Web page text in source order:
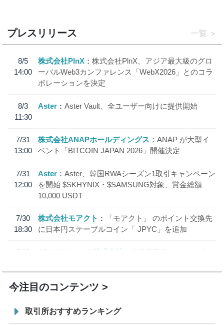
プレスリリース 一覧
8/5
14:00
株式会社PlnX
株式会社PlnX、アジア最大級のグロ
ーバルWeb3カンファレンス「WebX2026」とのコラ
ボレーションを決定
8/3
11:30
Aster Aster Vault、全ユーザー向けに提供開始
7/31
13:00
株式会社ANAPホールディングス
ANAP が大型イ
ベント「BITCOIN JAPAN 2026」開催決定
7/31
12:00
Aster
Aster、韓国RWAシーズン1取引キャンペーン
を開始 $SKHYNIX・$SAMSUNG対象、賞金総額
10,000 USDT
7/30
18:30
株式会社モアクト
「モアクト」 のポイント交換先
に日本円ステーブルコイン「 JPYC」を追加
7/29
SBI VCトレード株式会社
信託型円建てステーブル
今注目のコンテンツ
取引所おすすめランキング